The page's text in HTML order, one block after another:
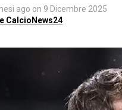
ago on 9 Dicembre 2025
CalcioNews24